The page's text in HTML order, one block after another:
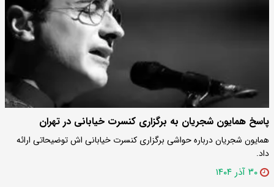
پاسخ همایون شجریان به برگزاری کنسرت خیابانی در تهران
همایون شجریان درباره حواشی برگزاری کنسرت خیابانی اش توضیحاتی ارائه
داد.
۳۰ آذر ۱۴۰۴